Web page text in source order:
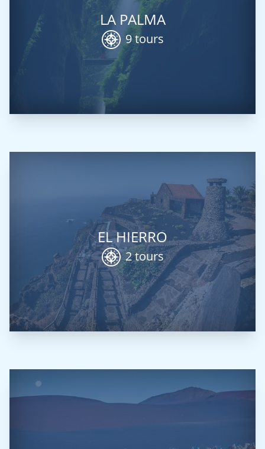
LA PALMA
9 tours
EL HIERRO
2 tours